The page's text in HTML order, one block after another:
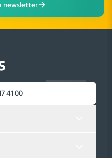
à jouer de la guitare en
particulier et un
savoir par où commencer.
à domicile, tout devient plus
cet instrument pour devenir
newsletter
41 00